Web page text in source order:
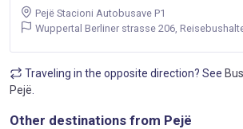
Pejë Stacioni Autobusave P1
Wuppertal Berliner strasse 206,
Traveling in the opposite direction? See
Pejë
Other destinations from Pejë